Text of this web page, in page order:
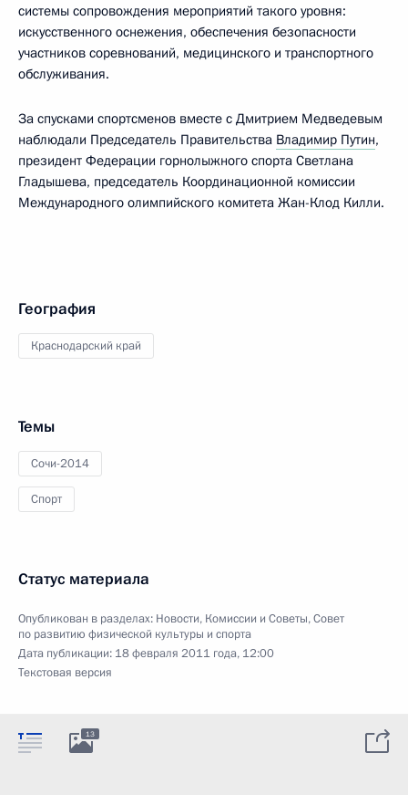
системы сопровождения мероприятий такого уровня:
искусственного оснежения, обеспечения безопасности
участников соревнований, медицинского и транспортного
обслуживания.
За спусками спортсменов вместе с Дмитрием Медведевым
наблюдали Председатель Правительства Владимир Путин,
президент Федерации горнолыжного спорта Светлана
Гладышева, председатель Координационной комиссии
Международного олимпийского комитета Жан-Клод Килли.
География
Краснодарский край
Темы
Сочи-2014
Спорт
Статус материала
Опубликован в разделах: Новости, Комиссии и Советы,Совет
по развитию физической культуры и спорта
Дата публикации: 18 февраля 2011 года, 12:00
Текстовая версия
13